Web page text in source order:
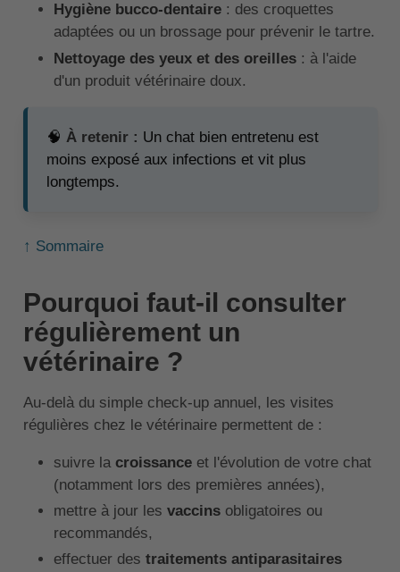
Hygiène bucco-dentaire: des croquettes
adaptées ou un brossage pour prévenir le tartre.
Nettoyage des yeux et des oreilles: à l'aide
d'un produit vétérinaire doux.
🧠 À retenir : Un chat bien entretenu est
moins exposé aux infections et vit plus
longtemps.
↑ Sommaire
Pourquoi faut-il consulter
régulièrement un
vétérinaire ?
Au-delà du simple check-up annuel, les visites
régulières chez le vétérinaire permettent de :
suivre la croissanceet l'évolution de votre chat
(notamment lors des premières années),
mettre à jour les vaccinsobligatoires ou
recommandés,
effectuer des traitements antiparasitaires